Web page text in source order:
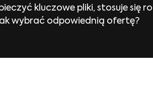
kluczowe pliki, stosuje się
wybrać odpowiednią ofertę?